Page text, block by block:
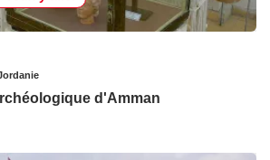
d'Amman